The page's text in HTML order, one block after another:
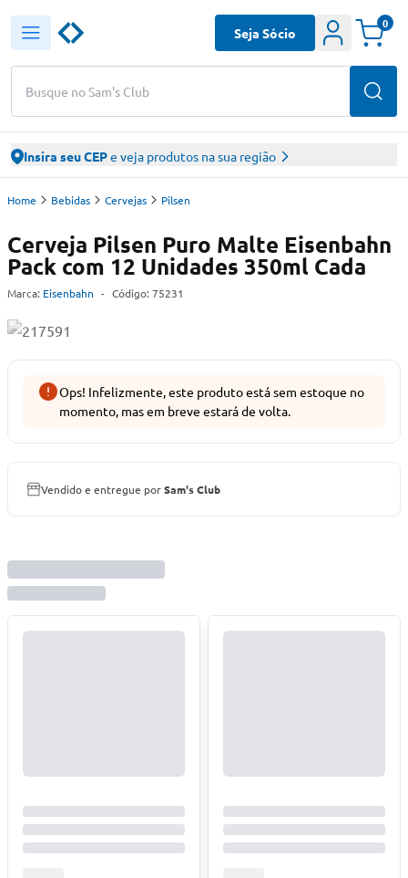
Busque no Sam's Club
Seja Sócio
0
Insira seu CEPe veja produtos na sua região
Home Bebidas Cervejas Pilsen
Cerveja Pilsen Puro Malte Eisenbahn
Pack com 12 Unidades 350ml Cada
Marca: Eisenbahn - Código: 75231
Ops! Infelizmente, este produto está sem estoque no
momento, mas em breve estará de volta.
Vendido e entregue porSam's Club